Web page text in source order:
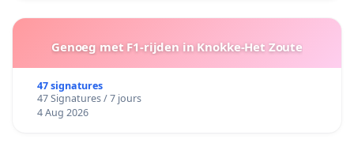
Genoeg met F1-rijden in Knokke-Het Zoute
47 signatures
47 Signatures / 7 jours
4 Aug 2026